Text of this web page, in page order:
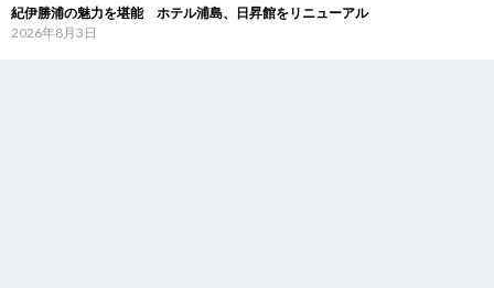
紀伊勝浦の魅力を堪能 ホテル浦島、日昇館をリニューアル
2026年8月3日